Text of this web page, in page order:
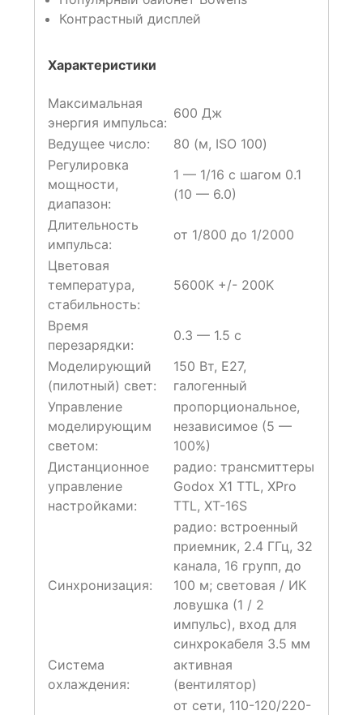
Контрастный дисплей
Характеристики
Максимальная
энергия импульса:
600 Дж
Ведущее число:
80 (м, ISO 100)
Регулировка
мощности,
диапазон:
1 — 1/16 с шагом 0.1
(10 — 6.0)
Длительность
импульса:
от 1/800 до 1/2000
Цветовая
температура,
стабильность:
5600K +/- 200K
Время
перезарядки:
0.3 — 1.5 с
Моделирующий
(пилотный) свет:
150 Вт, E27,
галогенный
Управление
моделирующим
светом:
пропорциональное,
независимое (5 —
100%)
Дистанционное
управление
настройками:
радио: трансмиттеры
Godox X1 TTL, XPro
TTL, XT-16S
Синхронизация:
радио: встроенный
приемник, 2.4 ГГц, 32
канала, 16 групп, до
100 м; световая / ИК
ловушка (1 / 2
импульс), вход для
синхрокабеля 3.5 мм
Система
охлаждения:
активная
(вентилятор)
от сети, 110-120/220-